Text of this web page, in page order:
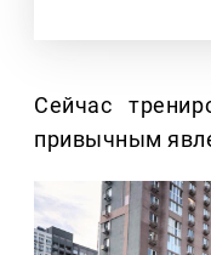
Сейчас
привычным